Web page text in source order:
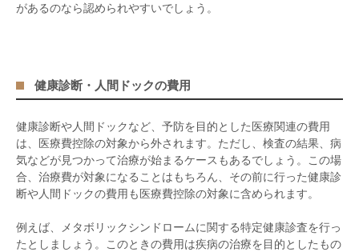
があるのなら認められやすいでしょう。
健康診断・人間ドックの費用
健康診断や人間ドックなど、予防を目的とした医療関連の費用
は、医療費控除の対象から外されます。ただし、検査の結果、病
気などが見つかって治療が始まるケースもあるでしょう。この場
合、治療費が対象になることはもちろん、その前に行った健康診
断や人間ドックの費用も医療費控除の対象に含められます。
例えば、メタボリックシンドロームに関する特定健康診査を行っ
たとしましょう。このときの費用は疾病の治療を目的としたもの